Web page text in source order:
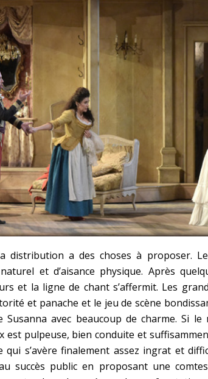
distribution a des choses à proposer.
et d’aisance physique. Après
et la ligne de chant s’affermit. Les
et panache et le jeu de scène
Susanna avec beaucoup de charme. Si
est pulpeuse, bien conduite et
qui s’avère finalement assez ingrat et
succès public en proposant une